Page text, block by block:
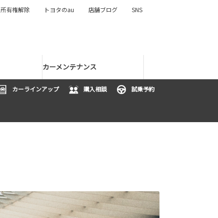
カーメンテナンス
所有権解除 トヨタのau 店舗ブログ SNS
カーラインアップ 購入相談 試乗予約